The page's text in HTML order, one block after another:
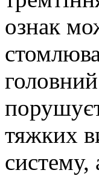
ознак
тяжких
систему,